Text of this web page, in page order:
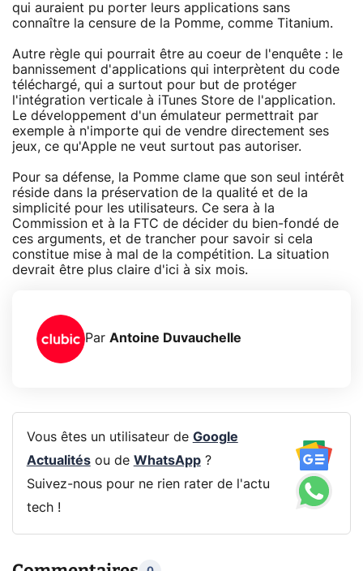
qui auraient pu porter leurs applications sans
connaître la censure de la Pomme, comme Titanium.
Autre règle qui pourrait être au coeur de l'enquête : le
bannissement d'applications qui interprètent du code
téléchargé, qui a surtout pour but de protéger
l'intégration verticale à iTunes Store de l'application.
Le développement d'un émulateur permettrait par
exemple à n'importe qui de vendre directement ses
jeux, ce qu'Apple ne veut surtout pas autoriser.
Pour sa défense, la Pomme clame que son seul intérêt
réside dans la préservation de la qualité et de la
simplicité pour les utilisateurs. Ce sera à la
Commission et à la FTC de décider du bien-fondé de
ces arguments, et de trancher pour savoir si cela
constitue mise à mal de la compétition. La situation
devrait être plus claire d'ici à six mois.
Par Antoine Duvauchelle
Vous êtes un utilisateur de Google
Actualitésou de WhatsApp?
Suivez-nous pour ne rien rater de l'actu
tech !